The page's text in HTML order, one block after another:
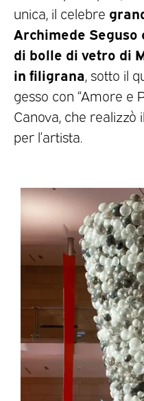
unica, il celebre
Archimede
di bolle di vetro di
in filigrana , sotto il
gesso con “Amore e
Canova, che realizzò
per l’artista.